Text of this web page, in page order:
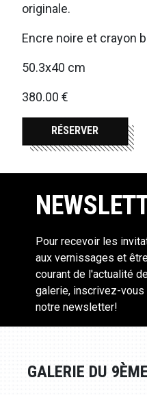
originale.
Encre noire et crayon
50.3x40 cm
380.00 €
RÉSERVER
Pour recevoir les
aux vernissages et
courant de l'actualité
galerie, inscrivez-vous
notre newsletter!
GALERIE DU